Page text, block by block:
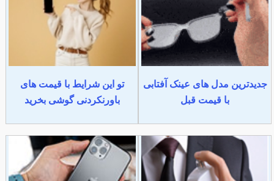
جدیدترین مدل های عینک آفتابی
با قیمت قبل
تو این شرایط با قیمت های
باورنکردنی گوشی بخرید